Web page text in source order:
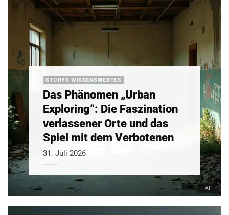
STORYS WISSENSWERTES
Das Phänomen „Urban
Exploring“: Die Faszination
verlassener Orte und das
Spiel mit dem Verbotenen
31. Juli 2026